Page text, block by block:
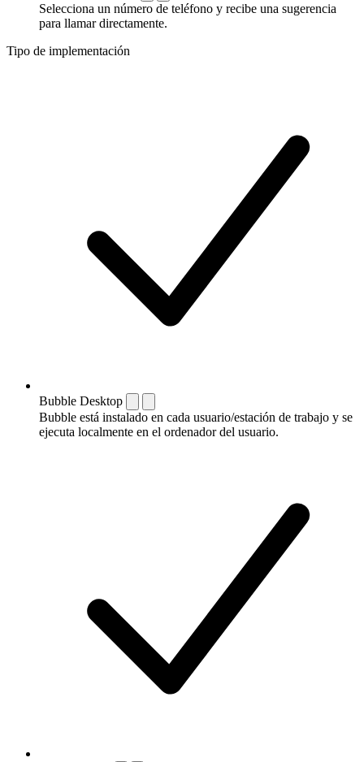
Selecciona un número de teléfono y recibe una sugerencia
para llamar directamente.
Tipo de implementación
Bubble Desktop
Bubble está instalado en cada usuario/estación de trabajo y se
ejecuta localmente en el ordenador del usuario.